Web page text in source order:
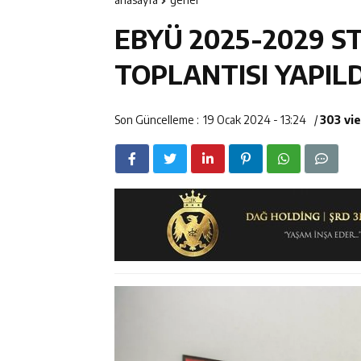
Kemah
14:22 30 İlde Deaş
14:22 Milli
14:26 Geleceğin
EBYÜ 2025-2029
TOPLANTISI
Son Güncelleme : 19 Ocak 2024 - 13:24 /303